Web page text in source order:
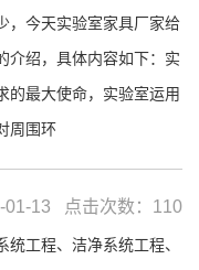
，今天实验室家具厂家给
介绍，具体内容如下：实
的最大使命，实验室运用
周围环
工程、洁净系统工程、
01-13 点击次数：110